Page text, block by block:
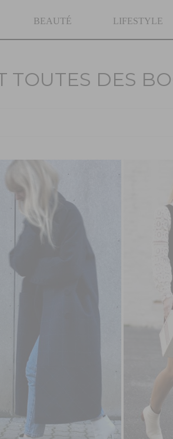
BEAUTÉ LIFESTYLE
TOUTES DES